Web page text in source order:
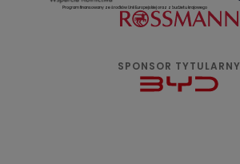
Program finansowany ze środków Unii Europejskiej oraz z budżetu krajowego
SPONSOR TYTULARNY